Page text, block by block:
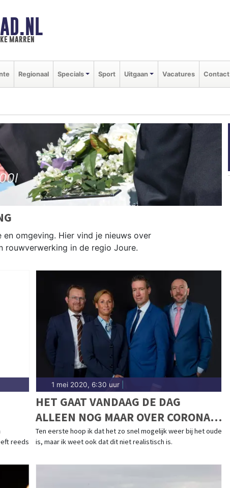
marren
Regionaal Specials Sport Uitgaan Vacatures Contact
omgeving. Hier vind je nieuws over
rouwverwerking in de regio Joure.
reeds
1 mei 2020, 6:30 uur|
HET GAAT VANDAAG DE DAG
ALLEEN NOG MAAR OVER CORONA
EN DE MAATREGELEN DIE HIER AAN
VASTZITTEN.
Ten eerste hoop ik dat het zo snel mogelijk weer bij het oude
is, maar ik weet ook dat dit niet realistisch is.